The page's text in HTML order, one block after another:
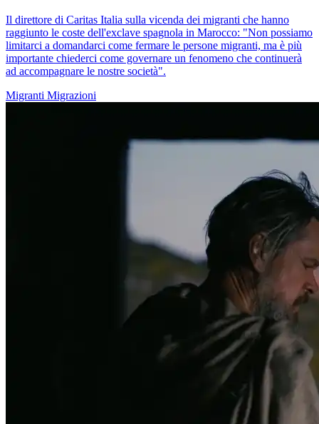
Il direttore di Caritas Italia sulla vicenda dei migranti che hanno
raggiunto le coste dell'exclave spagnola in Marocco: "Non possiamo
limitarci a domandarci come fermare le persone migranti, ma è più
importante chiederci come governare un fenomeno che continuerà
ad accompagnare le nostre società".
Migranti Migrazioni